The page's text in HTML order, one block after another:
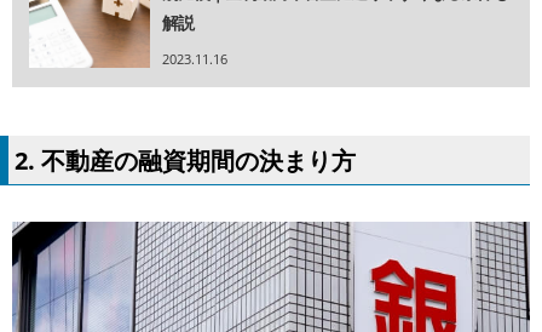
解説
2023.11.16
2. 不動産の融資期間の決まり方